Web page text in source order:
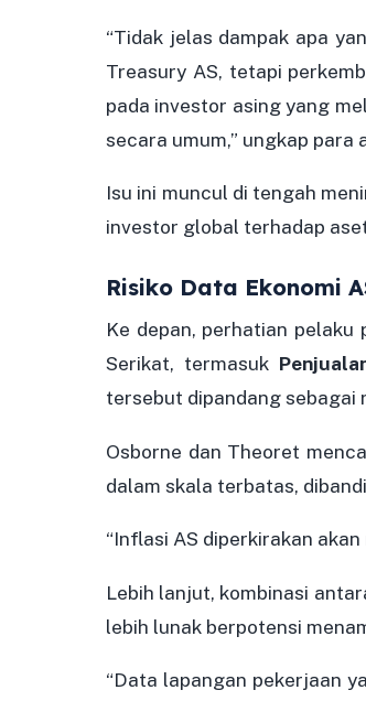
“Tidak jelas dampak apa
Treasury AS, tetapi
pada investor asing yang
secara umum,” ungkap para
Isu ini muncul di tengah
investor global terhadap
Risiko Data Ekonomi
Ke depan, perhatian
Serikat, termasuk
tersebut dipandang sebagai
Osborne dan Theoret
dalam skala terbatas,
“Inflasi AS diperkirakan
Lebih lanjut, kombinasi
lebih lunak berpotensi
“Data lapangan pekerjaan